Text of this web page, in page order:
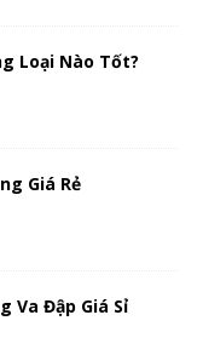
Loại Nào Tốt?
Giá Rẻ
Va Đập Giá Sỉ